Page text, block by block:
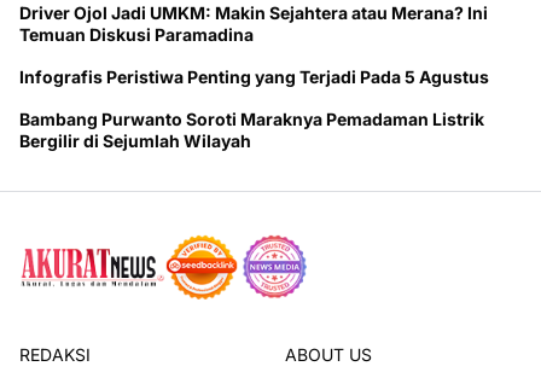
Driver Ojol Jadi UMKM: Makin Sejahtera atau Merana? Ini
Temuan Diskusi Paramadina
Infografis Peristiwa Penting yang Terjadi Pada 5 Agustus
Bambang Purwanto Soroti Maraknya Pemadaman Listrik
Bergilir di Sejumlah Wilayah
REDAKSI ABOUT US